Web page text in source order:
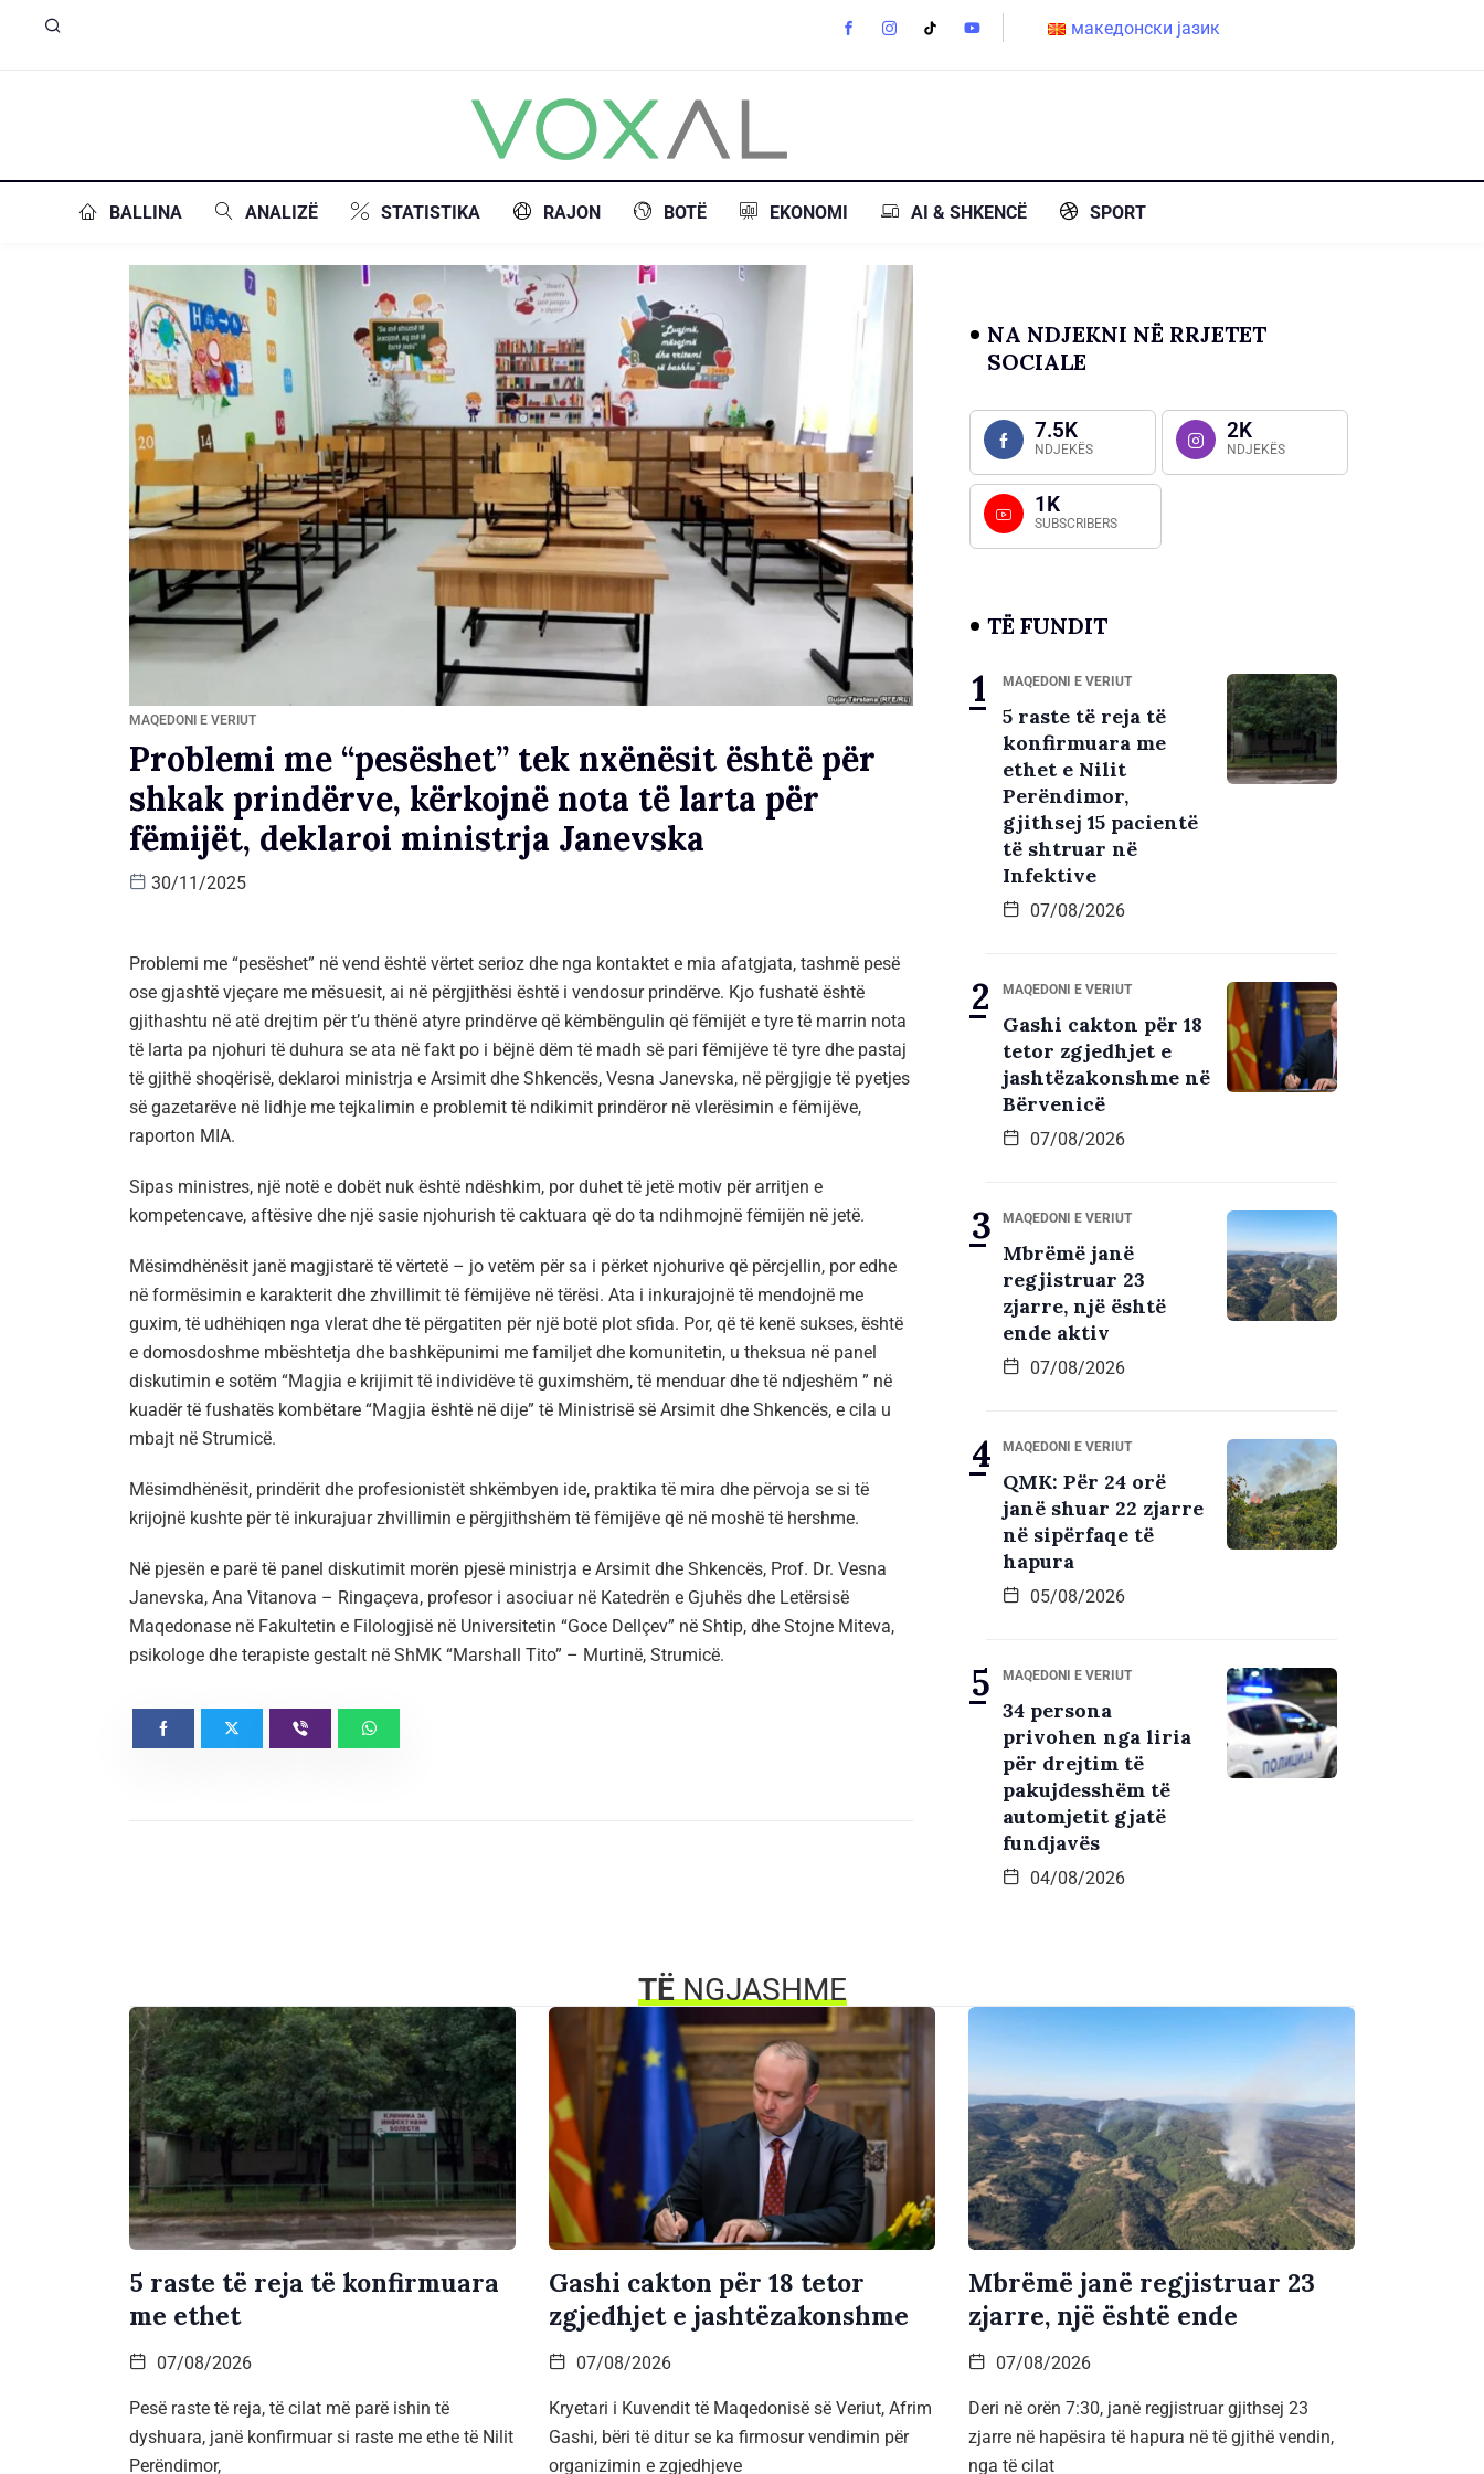
македонски јазик
BALLINA ANALIZË STATISTIKA RAJON BOTË EKONOMI AI & SHKENCË SPORT
MAQEDONI E VERIUT
Problemi me “pesëshet” tek nxënësit është për
shkak prindërve, kërkojnë nota të larta për
fëmijët, deklaroi ministrja Janevska
30/11/2025
Problemi me “pesëshet” në vend është vërtet serioz dhe nga kontaktet e mia afatgjata, tashmë pesë
ose gjashtë vjeçare me mësuesit, ai në përgjithësi është i vendosur prindërve. Kjo fushatë është
gjithashtu në atë drejtim për t’u thënë atyre prindërve që këmbëngulin që fëmijët e tyre të marrin nota
të larta pa njohuri të duhura se ata në fakt po i bëjnë dëm të madh së pari fëmijëve të tyre dhe pastaj
të gjithë shoqërisë, deklaroi ministrja e Arsimit dhe Shkencës, Vesna Janevska, në përgjigje të pyetjes
së gazetarëve në lidhje me tejkalimin e problemit të ndikimit prindëror në vlerësimin e fëmijëve,
raporton MIA.
Sipas ministres, një notë e dobët nuk është ndëshkim, por duhet të jetë motiv për arritjen e
kompetencave, aftësive dhe një sasie njohurish të caktuara që do ta ndihmojnë fëmijën në jetë.
Mësimdhënësit janë magjistarë të vërtetë – jo vetëm për sa i përket njohurive që përcjellin, por edhe
në formësimin e karakterit dhe zhvillimit të fëmijëve në tërësi. Ata i inkurajojnë të mendojnë me
guxim, të udhëhiqen nga vlerat dhe të përgatiten për një botë plot sfida. Por, që të kenë sukses, është
e domosdoshme mbështetja dhe bashkëpunimi me familjet dhe komunitetin, u theksua në panel
diskutimin e sotëm “Magjia e krijimit të individëve të guximshëm, të menduar dhe të ndjeshëm ” në
kuadër të fushatës kombëtare “Magjia është në dije” të Ministrisë së Arsimit dhe Shkencës, e cila u
mbajt në Strumicë.
Mësimdhënësit, prindërit dhe profesionistët shkëmbyen ide, praktika të mira dhe përvoja se si të
krijojnë kushte për të inkurajuar zhvillimin e përgjithshëm të fëmijëve që në moshë të hershme.
Në pjesën e parë të panel diskutimit morën pjesë ministrja e Arsimit dhe Shkencës, Prof. Dr. Vesna
Janevska, Ana Vitanova – Ringaçeva, profesor i asociuar në Katedrën e Gjuhës dhe Letërsisë
Maqedonase në Fakultetin e Filologjisë në Universitetin “Goce Dellçev” në Shtip, dhe Stojne Miteva,
psikologe dhe terapiste gestalt në ShMK “Marshall Tito” – Murtinë, Strumicë.
NA NDJEKNI NË RRJETET
SOCIALE
7.5K
NDJEKËS
2K
NDJEKËS
1K
SUBSCRIBERS
TË FUNDIT
MAQEDONI E VERIUT
5 raste të reja të
konfirmuara me
ethet e Nilit
Perëndimor,
gjithsej 15 pacientë
të shtruar në
Infektive
07/08/2026
MAQEDONI E VERIUT
Gashi cakton për 18
tetor zgjedhjet e
jashtëzakonshme në
Bërvenicë
07/08/2026
MAQEDONI E VERIUT
Mbrëmë janë
regjistruar 23
zjarre, një është
ende aktiv
07/08/2026
MAQEDONI E VERIUT
QMK: Për 24 orë
janë shuar 22 zjarre
në sipërfaqe të
hapura
05/08/2026
MAQEDONI E VERIUT
34 persona
privohen nga liria
për drejtim të
pakujdesshëm të
automjetit gjatë
fundjavës
04/08/2026
TËNGJASHME
5 raste të reja të konfirmuara
me ethet
07/08/2026
Pesë raste të reja, të cilat më parë ishin të
dyshuara, janë konfirmuar si raste me ethe të Nilit
Perëndimor,
Gashi cakton për 18 tetor
zgjedhjet e jashtëzakonshme
07/08/2026
Kryetari i Kuvendit të Maqedonisë së Veriut, Afrim
Gashi, bëri të ditur se ka firmosur vendimin për
organizimin e zgjedhjeve
Mbrëmë janë regjistruar 23
zjarre, një është ende
07/08/2026
Deri në orën 7:30, janë regjistruar gjithsej 23
zjarre në hapësira të hapura në të gjithë vendin,
nga të cilat